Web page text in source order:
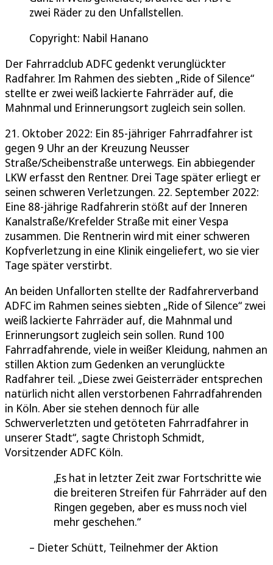
zwei Räder zu den Unfallstellen.
Copyright: Nabil Hanano
Der Fahrradclub ADFC gedenkt verunglückter
Radfahrer. Im Rahmen des siebten „Ride of Silence“
stellte er zwei weiß lackierte Fahrräder auf, die
Mahnmal und Erinnerungsort zugleich sein sollen.
21. Oktober 2022: Ein 85-jähriger Fahrradfahrer ist
gegen 9 Uhr an der Kreuzung Neusser
Straße/Scheibenstraße unterwegs. Ein abbiegender
LKW erfasst den Rentner. Drei Tage später erliegt er
seinen schweren Verletzungen. 22. September 2022:
Eine 88-jährige Radfahrerin stößt auf der Inneren
Kanalstraße/Krefelder Straße mit einer Vespa
zusammen. Die Rentnerin wird mit einer schweren
Kopfverletzung in eine Klinik eingeliefert, wo sie vier
Tage später verstirbt.
An beiden Unfallorten stellte der Radfahrerverband
ADFC im Rahmen seines siebten „Ride of Silence“ zwei
weiß lackierte Fahrräder auf, die Mahnmal und
Erinnerungsort zugleich sein sollen. Rund 100
Fahrradfahrende, viele in weißer Kleidung, nahmen an
stillen Aktion zum Gedenken an verunglückte
Radfahrer teil. „Diese zwei Geisterräder entsprechen
natürlich nicht allen verstorbenen Fahrradfahrenden
in Köln. Aber sie stehen dennoch für alle
Schwerverletzten und getöteten Fahrradfahrer in
unserer Stadt“, sagte Christoph Schmidt,
Vorsitzender ADFC Köln.
Es hat in letzter Zeit zwar Fortschritte wie
die breiteren Streifen für Fahrräder auf den
Ringen gegeben, aber es muss noch viel
mehr geschehen.
Dieter Schütt, Teilnehmer der Aktion